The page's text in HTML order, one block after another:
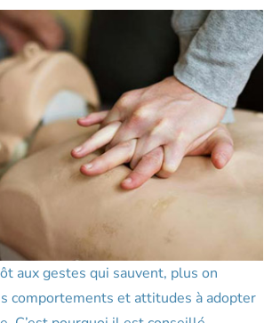
aux gestes qui sauvent, plus on
comportements et attitudes à adopter